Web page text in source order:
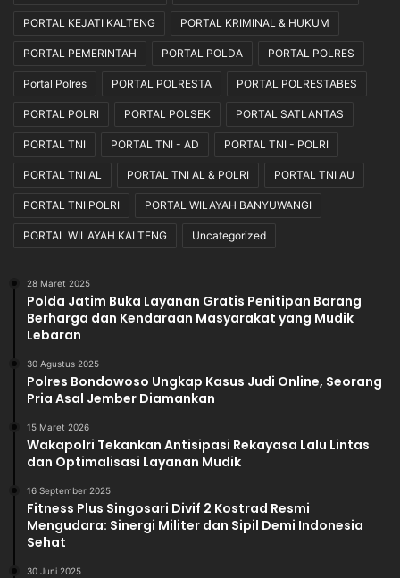
PORTAL KEJATI KALTENG PORTAL KRIMINAL & HUKUM
PORTAL PEMERINTAH PORTAL POLDA PORTAL POLRES
Portal Polres PORTAL POLRESTA PORTAL POLRESTABES
PORTAL POLRI PORTAL POLSEK PORTAL SATLANTAS
PORTAL TNI PORTAL TNI - AD PORTAL TNI - POLRI
PORTAL TNI AL PORTAL TNI AL & POLRI PORTAL TNI AU
PORTAL TNI POLRI PORTAL WILAYAH BANYUWANGI
PORTAL WILAYAH KALTENG Uncategorized
28 Maret 2025
Polda Jatim Buka Layanan Gratis Penitipan Barang
Berharga dan Kendaraan Masyarakat yang Mudik
Lebaran
30 Agustus 2025
Polres Bondowoso Ungkap Kasus Judi Online, Seorang
Pria Asal Jember Diamankan
15 Maret 2026
Wakapolri Tekankan Antisipasi Rekayasa Lalu Lintas
dan Optimalisasi Layanan Mudik
16 September 2025
Fitness Plus Singosari Divif 2 Kostrad Resmi
Mengudara: Sinergi Militer dan Sipil Demi Indonesia
Sehat
30 Juni 2025